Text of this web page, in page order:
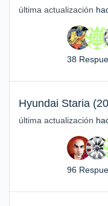
última actualización
38
Hyundai Staria
última actualización
96